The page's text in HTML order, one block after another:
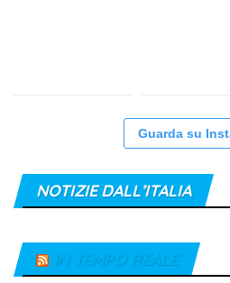
Guarda su
NOTIZIE DALL’ITALIA
IN TEMPO REALE